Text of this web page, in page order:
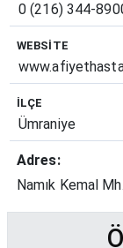
0 (216) 344-
WEBSITE
İLÇE
Ümraniye
Adres:
Namık Kemal